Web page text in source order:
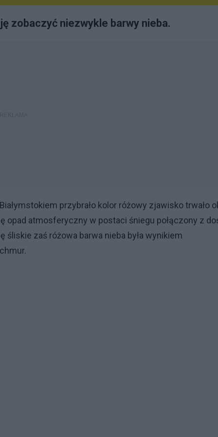
zobaczyć niezwykle barwy nieba.
przybrało kolor różowy zjawisko trwało
opad atmosferyczny w postaci śniegu połączony z
zaś różowa barwa nieba była wynikiem